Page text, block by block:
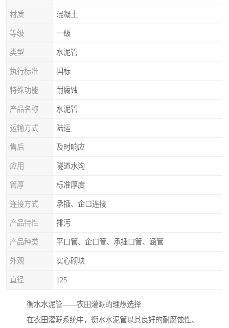
材质 混凝土
等级 一级
类型 水泥管
执行标准 国标
特殊功能 耐腐蚀
产品名称 水泥管
运输方式 陆运
售后 及时响应
应用 隧道水沟
管厚 标准厚度
连接方式 承插、企口连接
产品特性 排污
产品种类 平口管、企口管、承插口管、涵管
外观 实心砌块
直径 125
衡水水泥管——农田灌溉的理想选择
在农田灌溉系统中，衡水水泥管以其良好的耐腐蚀性、